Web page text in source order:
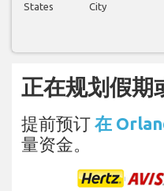
States
City
正在规划假期
提前预订 在
量资金。